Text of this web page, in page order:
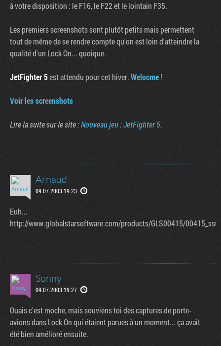
à votre disposition : le F16, le F22 et le lointain F35.
Les premiers screenshots sont plutôt petits mais permettent
tout de même de se rendre compte qu'on est loin d'atteindre la
qualité d'un Lock On... quoique.
JetFighter 5est attendu pour cet hiver.Welocme!
Voir les screenshots
Lire la suite sur le site :Nouveau jeu : JetFighter 5.
Arnaud
09.07.2003 19:23
Euh...
http://www.globalstarsoftware.com/products/GLS00415/
Sonny
09.07.2003 19:27
Ouais c'est moche, mais souviens toi des captures de porte-
avions dans Lock On qui étaient parues à un moment... ça avait
été bien amélioré ensuite.